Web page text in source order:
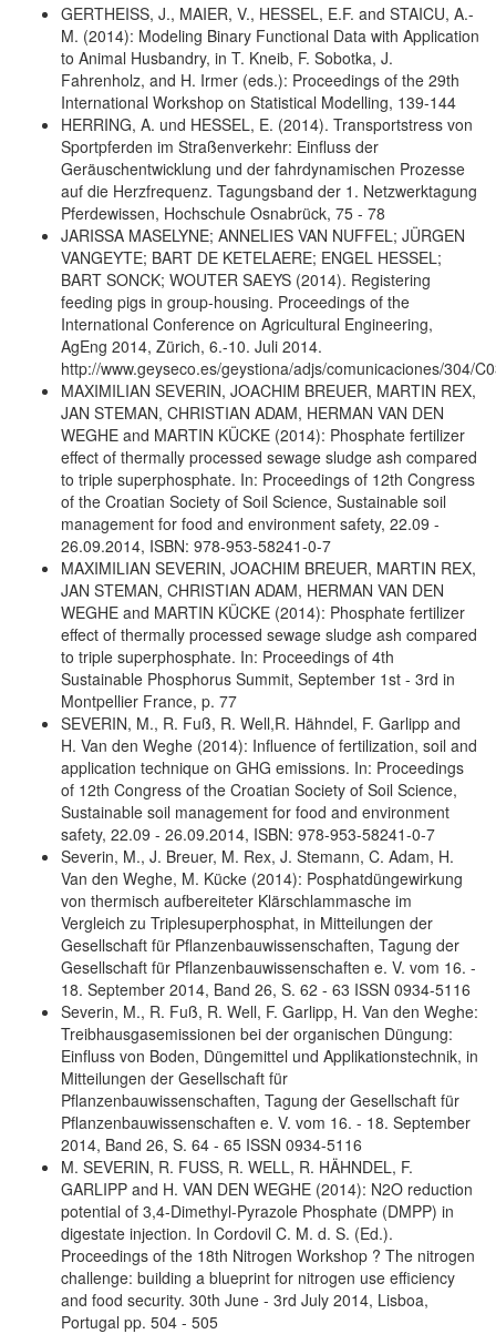
GERTHEISS, J., MAIER, V., HESSEL, E.F. and STAICU, A.-
M. (2014): Modeling Binary Functional Data with Application
to Animal Husbandry, in T. Kneib, F. Sobotka, J.
Fahrenholz, and H. Irmer (eds.): Proceedings of the 29th
International Workshop on Statistical Modelling, 139-144
HERRING, A. und HESSEL, E. (2014). Transportstress von
Sportpferden im Straßenverkehr: Einfluss der
Geräuschentwicklung und der fahrdynamischen Prozesse
auf die Herzfrequenz. Tagungsband der 1. Netzwerktagung
Pferdewissen, Hochschule Osnabrück, 75 - 78
JARISSA MASELYNE; ANNELIES VAN NUFFEL; JÜRGEN
VANGEYTE; BART DE KETELAERE; ENGEL HESSEL;
BART SONCK; WOUTER SAEYS (2014). Registering
feeding pigs in group-housing. Proceedings of the
International Conference on Agricultural Engineering,
AgEng 2014, Zürich, 6.-10. Juli 2014.
http://www.geyseco.es/geystiona/adjs/comunicaciones/304/
MAXIMILIAN SEVERIN, JOACHIM BREUER, MARTIN REX,
JAN STEMAN, CHRISTIAN ADAM, HERMAN VAN DEN
WEGHE and MARTIN KÜCKE (2014): Phosphate fertilizer
effect of thermally processed sewage sludge ash compared
to triple superphosphate. In: Proceedings of 12th Congress
of the Croatian Society of Soil Science, Sustainable soil
management for food and environment safety, 22.09 -
26.09.2014, ISBN: 978-953-58241-0-7
MAXIMILIAN SEVERIN, JOACHIM BREUER, MARTIN REX,
JAN STEMAN, CHRISTIAN ADAM, HERMAN VAN DEN
WEGHE and MARTIN KÜCKE (2014): Phosphate fertilizer
effect of thermally processed sewage sludge ash compared
to triple superphosphate. In: Proceedings of 4th
Sustainable Phosphorus Summit, September 1st - 3rd in
Montpellier France, p. 77
SEVERIN, M., R. Fuß, R. Well,R. Hähndel, F. Garlipp and
H. Van den Weghe (2014): Influence of fertilization, soil and
application technique on GHG emissions. In: Proceedings
of 12th Congress of the Croatian Society of Soil Science,
Sustainable soil management for food and environment
safety, 22.09 - 26.09.2014, ISBN: 978-953-58241-0-7
Severin, M., J. Breuer, M. Rex, J. Stemann, C. Adam, H.
Van den Weghe, M. Kücke (2014): Posphatdüngewirkung
von thermisch aufbereiteter Klärschlammasche im
Vergleich zu Triplesuperphosphat, in Mitteilungen der
Gesellschaft für Pflanzenbauwissenschaften, Tagung der
Gesellschaft für Pflanzenbauwissenschaften e. V. vom 16. -
18. September 2014, Band 26, S. 62 - 63 ISSN 0934-5116
Severin, M., R. Fuß, R. Well, F. Garlipp, H. Van den Weghe:
Treibhausgasemissionen bei der organischen Düngung:
Einfluss von Boden, Düngemittel und Applikationstechnik, in
Mitteilungen der Gesellschaft für
Pflanzenbauwissenschaften, Tagung der Gesellschaft für
Pflanzenbauwissenschaften e. V. vom 16. - 18. September
2014, Band 26, S. 64 - 65 ISSN 0934-5116
M. SEVERIN, R. FUSS, R. WELL, R. HÄHNDEL, F.
GARLIPP and H. VAN DEN WEGHE (2014): N2O reduction
potential of 3,4-Dimethyl-Pyrazole Phosphate (DMPP) in
digestate injection. In Cordovil C. M. d. S. (Ed.).
Proceedings of the 18th Nitrogen Workshop ? The nitrogen
challenge: building a blueprint for nitrogen use efficiency
and food security. 30th June - 3rd July 2014, Lisboa,
Portugal pp. 504 - 505